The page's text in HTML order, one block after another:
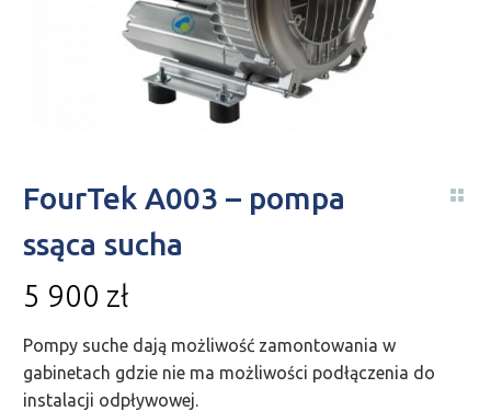
FourTek A003 – pompa
ssąca sucha
5 900 zł
Pompy suche dają możliwość zamontowania w
gabinetach gdzie nie ma możliwości podłączenia do
instalacji odpływowej.